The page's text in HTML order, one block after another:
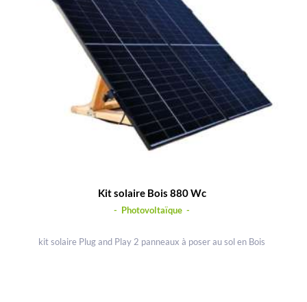
Kit solaire Bois 880 Wc
- Photovoltaïque -
kit solaire Plug and Play 2 panneaux à poser au sol en Bois